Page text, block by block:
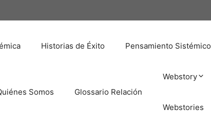
Historias de Éxito Pensamiento Sistémico
Somos Glossario Relación
Webstory
Webstories